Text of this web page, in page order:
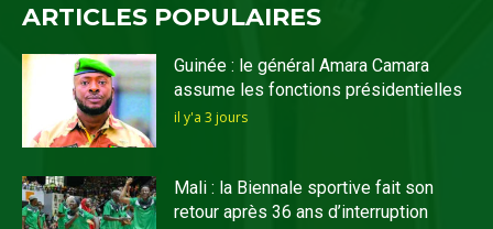
ARTICLES POPULAIRES
Guinée : le général Amara Camara
assume les fonctions présidentielles
il y'a 3 jours
Mali : la Biennale sportive fait son
retour après 36 ans d’interruption